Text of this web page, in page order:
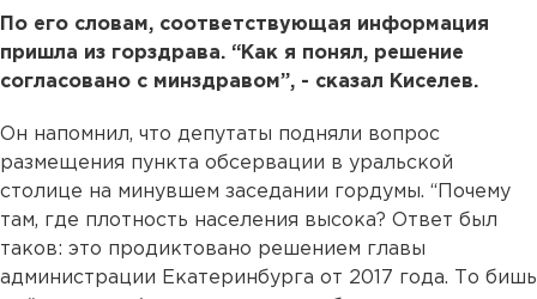
По его словам, соответствующая информация
пришла из горздрава. “Как я понял, решение
согласовано с минздравом”, - сказал Киселев.
Он напомнил, что депутаты подняли вопрос
размещения пункта обсервации в уральской
столице на минувшем заседании гордумы. “Почему
там, где плотность населения высока? Ответ был
таков: это продиктовано решением главы
администрации Екатеринбурга от 2017 года. То бишь